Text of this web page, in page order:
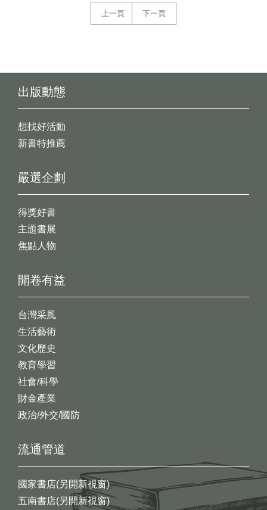
上一頁 下一頁
出版動態
想找好活動
新書特推薦
開卷有益
台灣采風
生活藝術
文化歷史
教育學習
社會/科學
財金產業
政治/外交/國防
嚴選企劃
得獎好書
主題書展
焦點人物
流通管道
國家書店(另開新視窗)
五南書店(另開新視窗)